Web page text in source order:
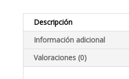
cantidad
Descripción
Información adicional
Valoraciones (0)